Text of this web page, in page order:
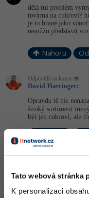
Tato webová stránka
K personalizaci
dělá mi problém
továrna na cukroví?
je to brané jako
nemůžu představit
Nahoru
Odpovídá na kxmx
David Hartinger:
Opravdu tě nic
široký sortiment
být jen cukroví, ale
Továrnou na cukroví
raději vyhýbám